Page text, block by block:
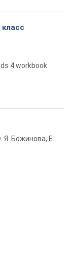
4 workbook
Я. Божинова, Е.